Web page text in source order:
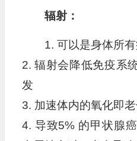
辐射：
1. 可以是身体所
2. 辐射会降低免疫系
发
3. 加速体内的氧化即
4. 导致5% 的甲状腺